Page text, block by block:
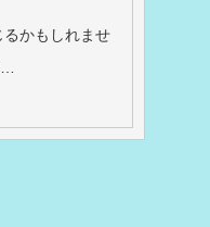
かもしれませ